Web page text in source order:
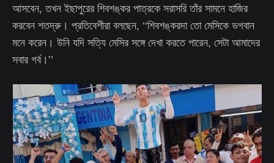
আসবেন, তখন ইছাপুরের শিবশঙ্কর পাত্রকে সরাসরি তাঁর সামনে হাজির
করবেন শতদ্রু। প্রতিবেশীরা বলছেন, “শিবশঙ্করদা তো মেসিকে ভগবান
মনে করেন। উনি যদি সত্যি মেসির সঙ্গে দেখা করতে পারেন, সেটা আমাদের
সবার গর্ব।”